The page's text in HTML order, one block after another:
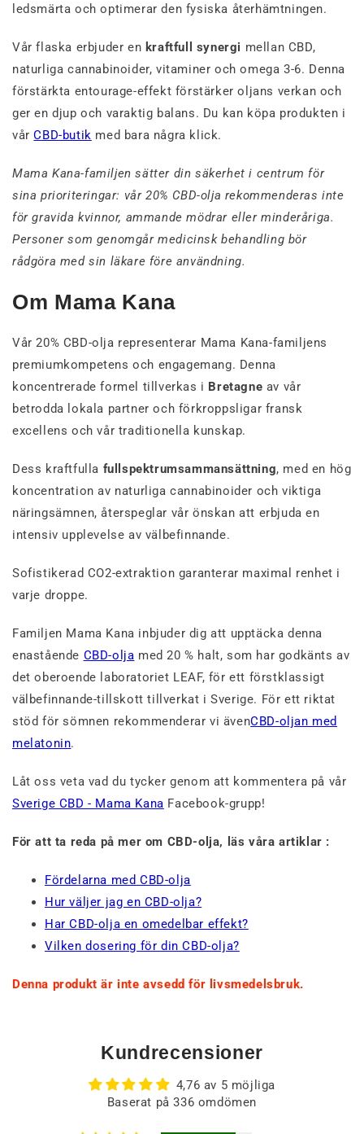
ledsmärta och optimerar den fysiska återhämtningen.
Vår flaska erbjuder en kraftfull synergi mellan CBD,
naturliga cannabinoider, vitaminer och omega 3-6. Denna
förstärkta entourage-effekt förstärker oljans verkan och
ger en djup och varaktig balans. Du kan köpa produkten i
vårCBD-butik med bara några klick.
Mama Kana-familjen sätter din säkerhet i centrum för
sina prioriteringar: vår 20% CBD-olja rekommenderas inte
för gravida kvinnor, ammande mödrar eller minderåriga.
Personer som genomgår medicinsk behandling bör
rådgöra med sin läkare före användning.
Om Mama Kana
Vår 20% CBD-olja representerar Mama Kana-familjens
premiumkompetens och engagemang. Denna
koncentrerade formel tillverkas i Bretagne av vår
betrodda lokala partner och förkroppsligar fransk
excellens och vår traditionella kunskap.
Dess kraftfulla fullspektrumsammansättning, med en hög
koncentration av naturliga cannabinoider och viktiga
näringsämnen, återspeglar vår önskan att erbjuda en
intensiv upplevelse av välbefinnande.
Sofistikerad CO2-extraktion garanterar maximal renhet i
varje droppe.
Familjen Mama Kana inbjuder dig att upptäcka denna
enastående CBD-olja med 20 % halt, som har godkänts av
det oberoende laboratoriet LEAF, för ett förstklassigt
välbefinnande-tillskott tillverkat i Sverige. För ett riktat
stöd för sömnen rekommenderar vi ävenCBD-oljan med
melatonin.
Låt oss veta vad du tycker genom att kommentera på vår
Sverige CBD - Mama Kana Facebook-grupp!
För att ta reda på mer om CBD-olja, läs våra artiklar :
Fördelarna med CBD-olja
Hur väljer jag en CBD-olja?
Har CBD-olja en omedelbar effekt?
Vilken dosering för din CBD-olja?
Denna produkt är inte avsedd för livsmedelsbruk.
Kundrecensioner
4,76 av 5 möjliga
Baserat på 336 omdömen